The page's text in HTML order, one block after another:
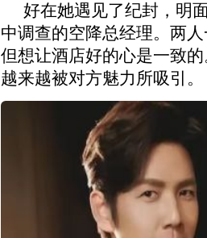
好在她遇见了纪封，明
中调查的空降总经理。两
但想让酒店好的心是一致
越来越被对方魅力所吸引。